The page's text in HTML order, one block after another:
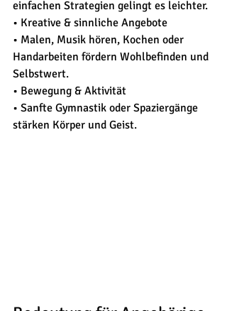
einfachen Strategien gelingt es leichter.
• Kreative & sinnliche Angebote
• Malen, Musik hören, Kochen oder
Handarbeiten fördern Wohlbefinden und
Selbstwert.
• Bewegung & Aktivität
• Sanfte Gymnastik oder Spaziergänge
stärken Körper und Geist.